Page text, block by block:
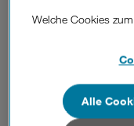
haben unlimitierte
Die vier
nach wie vor über
Geschäftsreisende
Daten zusätzlich in
zusätzliche Kosten
Welche Cookies
Wenn Sie allen
von Drittanbietern
Alle